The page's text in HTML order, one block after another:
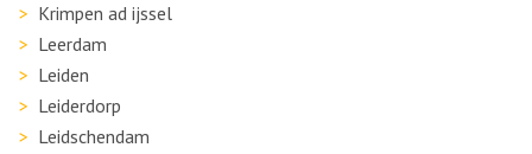
Krimpen ad ijssel
Leerdam
Leiden
Leiderdorp
Leidschendam